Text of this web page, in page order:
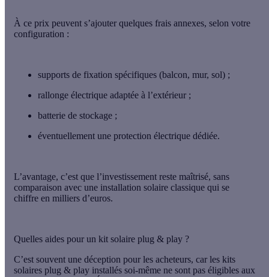
À ce prix peuvent s’ajouter quelques frais annexes, selon votre
configuration :
supports de fixation spécifiques (balcon, mur, sol) ;
rallonge électrique adaptée à l’extérieur ;
batterie de stockage ;
éventuellement une protection électrique dédiée.
L’avantage, c’est que l’investissement reste maîtrisé, sans
comparaison avec une installation solaire classique qui se
chiffre en milliers d’euros.
Quelles aides pour un kit solaire plug & play ?
C’est souvent une déception pour les acheteurs, car les kits
solaires plug & play installés soi-même ne sont pas éligibles aux